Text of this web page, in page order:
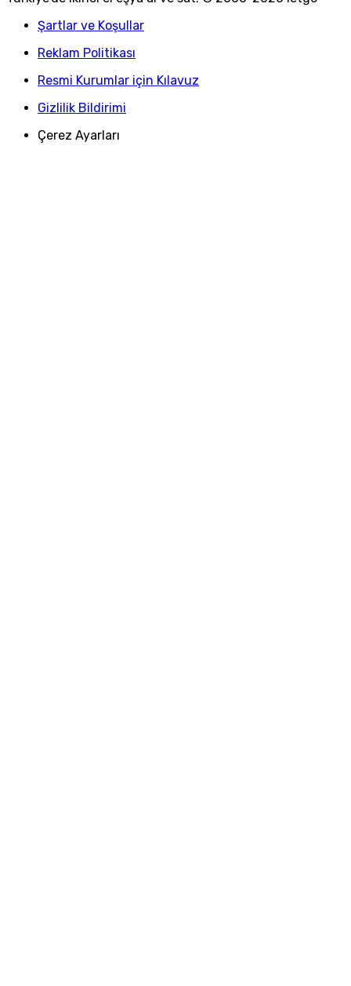
Şartlar ve Koşullar
Reklam Politikası
Resmi Kurumlar için Kılavuz
Gizlilik Bildirimi
Çerez Ayarları